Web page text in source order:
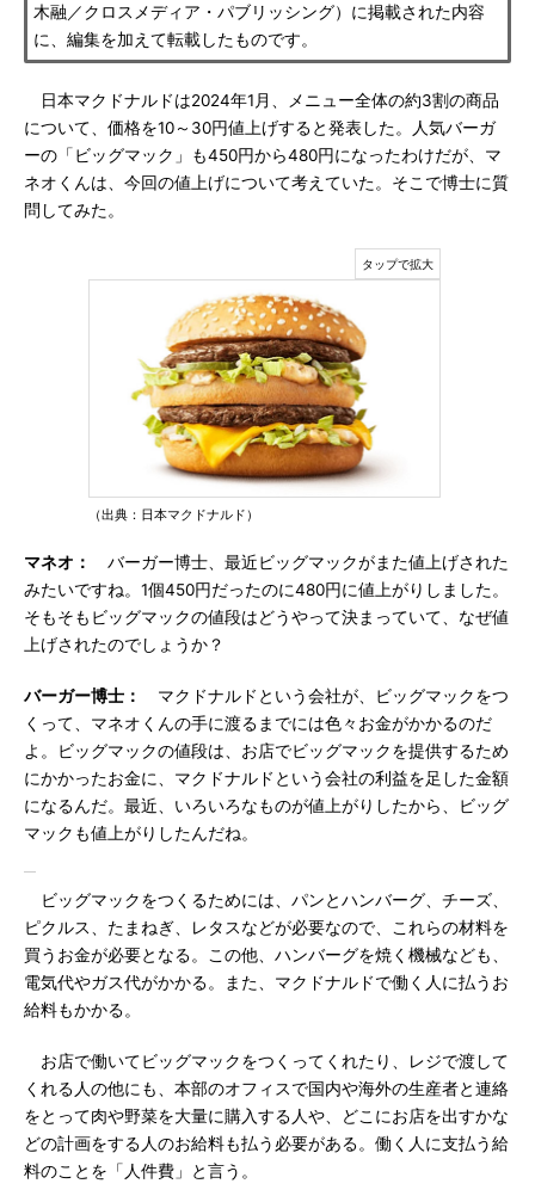
木融／クロスメディア・パブリッシング）に掲載された内容
に、編集を加えて転載したものです。
日本マクドナルドは2024年1月、メニュー全体の約3割の商品
について、価格を10～30円値上げすると発表した。人気バーガ
ーの「ビッグマック」も450円から480円になったわけだが、マ
ネオくんは、今回の値上げについて考えていた。そこで博士に質
問してみた。
（出典：日本マクドナルド）
マネオ：
バーガー博士、最近ビッグマックがまた値上げされた
みたいですね。1個450円だったのに480円に値上がりしました。
そもそもビッグマックの値段はどうやって決まっていて、なぜ値
上げされたのでしょうか？
バーガー博士：
マクドナルドという会社が、ビッグマックをつ
くって、マネオくんの手に渡るまでには色々お金がかかるのだ
よ。ビッグマックの値段は、お店でビッグマックを提供するため
にかかったお金に、マクドナルドという会社の利益を足した金額
になるんだ。最近、いろいろなものが値上がりしたから、ビッグ
マックも値上がりしたんだね。
ビッグマックをつくるためには、パンとハンバーグ、チーズ、
ピクルス、たまねぎ、レタスなどが必要なので、これらの材料を
買うお金が必要となる。この他、ハンバーグを焼く機械なども、
電気代やガス代がかかる。また、マクドナルドで働く人に払うお
給料もかかる。
お店で働いてビッグマックをつくってくれたり、レジで渡して
くれる人の他にも、本部のオフィスで国内や海外の生産者と連絡
をとって肉や野菜を大量に購入する人や、どこにお店を出すかな
どの計画をする人のお給料も払う必要がある。働く人に支払う給
料のことを「人件費」と言う。